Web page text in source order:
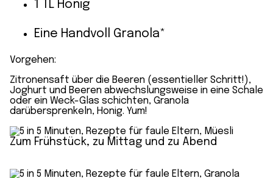
1 TL Honig
Eine Handvoll Granola*
Vorgehen:
Zitronensaft über die Beeren (essentieller Schritt!),
Joghurt und Beeren abwechslungsweise in eine Schale
oder ein Weck-Glas schichten, Granola
darübersprenkeln, Honig. Yum!
Zum Frühstück, zu Mittag und zu Abend